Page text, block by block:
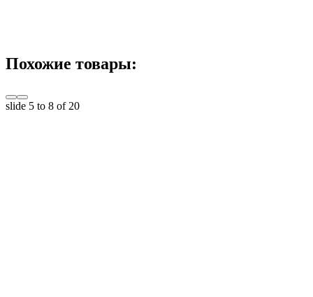
Похожие товары:
slide 5 to 8 of 20